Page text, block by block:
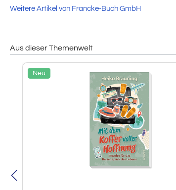
Weitere Artikel von Francke-Buch GmbH
Aus dieser Themenwelt
Produktgalerie überspringen
Neu